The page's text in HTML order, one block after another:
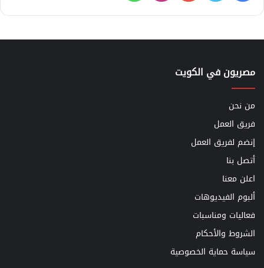
مصريون في الكويت
من نحن
فريق العمل
إنضم لفريق العمل
أتصل بنا
اعلن معنا
ألبوم الفيديوهات
فعاليات ومناسبات
الشروط والأحكام
سياسة حماية الخصوصية